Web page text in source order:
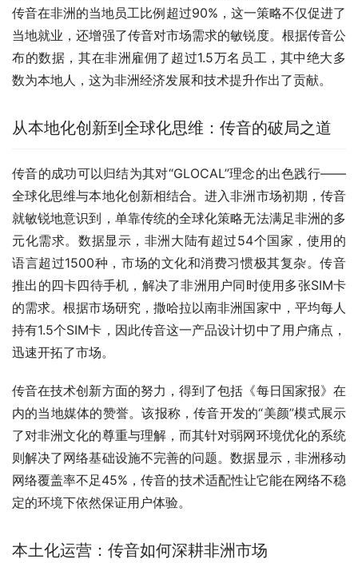
传音在非洲的当地员工比例超过90%，这一策略不仅促进了
当地就业，还增强了传音对市场需求的敏锐度。根据传音公
布的数据，其在非洲雇佣了超过1.5万名员工，其中绝大多
数为本地人，这为非洲经济发展和技术提升作出了贡献。
从本地化创新到全球化思维：传音的破局之道
传音的成功可以归结为其对“GLOCAL”理念的出色践行——
全球化思维与本地化创新相结合。进入非洲市场初期，传音
就敏锐地意识到，单靠传统的全球化策略无法满足非洲的多
元化需求。数据显示，非洲大陆有超过54个国家，使用的
语言超过1500种，市场的文化和消费习惯极其复杂。传音
推出的四卡四待手机，解决了非洲用户同时使用多张SIM卡
的需求。根据市场研究，撒哈拉以南非洲国家中，平均每人
持有1.5个SIM卡，因此传音这一产品设计切中了用户痛点，
迅速开拓了市场。
传音在技术创新方面的努力，得到了包括《每日国家报》在
内的当地媒体的赞誉。该报称，传音开发的“美颜”模式展示
了对非洲文化的尊重与理解，而其针对弱网环境优化的系统
则解决了网络基础设施不完善的问题。数据显示，非洲移动
网络覆盖率不足45%，传音的技术适配性让它能在网络不稳
定的环境下依然保证用户体验。
本土化运营：传音如何深耕非洲市场